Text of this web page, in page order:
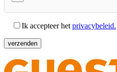
Ik accepteer het privacybeleid.